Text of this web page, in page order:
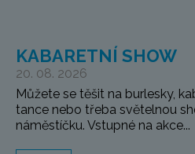
KABARETNÍ SHOW
20. 08. 2026
Můžete se těšit na burlesky,
tance nebo třeba světelnou
náměstíčku. Vstupné na akce...